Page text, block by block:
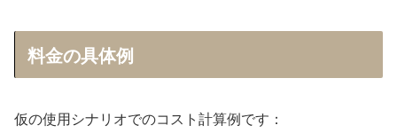
料金の具体例
仮の使用シナリオでのコスト計算例です：